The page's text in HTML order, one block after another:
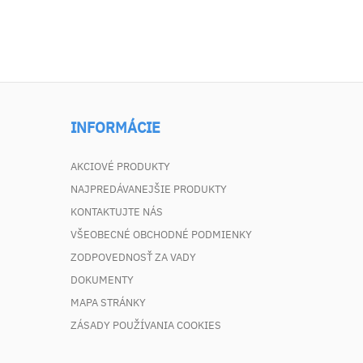
INFORMÁCIE
AKCIOVÉ PRODUKTY
NAJPREDÁVANEJŠIE PRODUKTY
KONTAKTUJTE NÁS
VŠEOBECNÉ OBCHODNÉ PODMIENKY
ZODPOVEDNOSŤ ZA VADY
DOKUMENTY
MAPA STRÁNKY
ZÁSADY POUŽÍVANIA COOKIES